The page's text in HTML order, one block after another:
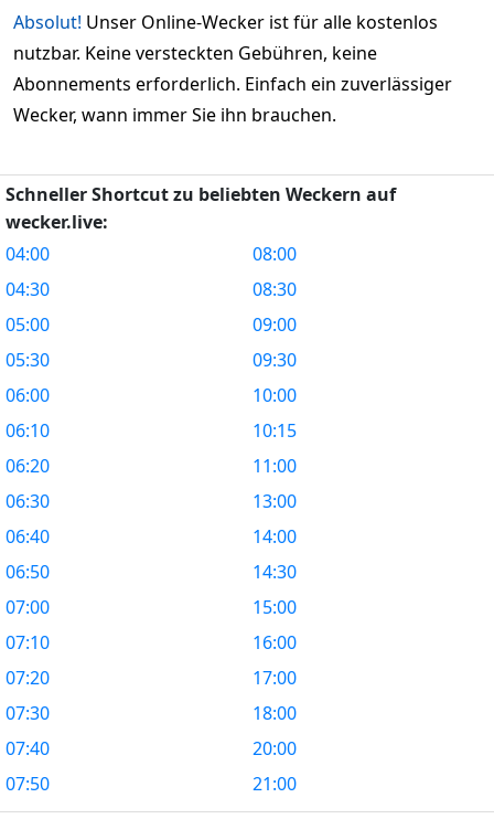
Absolut! Unser Online-Wecker ist für alle kostenlos
nutzbar. Keine versteckten Gebühren, keine
Abonnements erforderlich. Einfach ein zuverlässiger
Wecker, wann immer Sie ihn brauchen.
Schneller Shortcut zu beliebten Weckern auf
wecker.live:
04:00
04:30
05:00
05:30
06:00
06:10
06:20
06:30
06:40
06:50
07:00
07:10
07:20
07:30
07:40
07:50
08:00
08:30
09:00
09:30
10:00
10:15
11:00
13:00
14:00
14:30
15:00
16:00
17:00
18:00
20:00
21:00